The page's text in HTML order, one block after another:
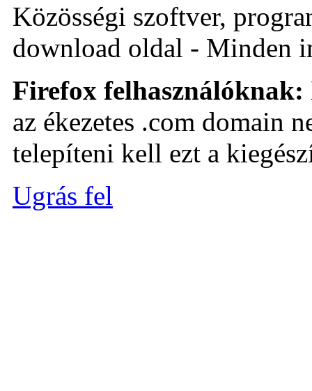
Közösségi szoftver,
download oldal - Minden
Firefox felhasználóknak:
az ékezetes .com domain
telepíteni kell ezt a
Ugrás fel